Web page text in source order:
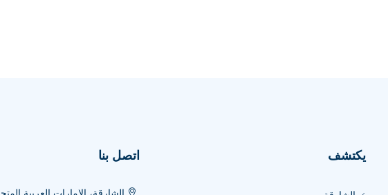
يكتشف اتصل بنا